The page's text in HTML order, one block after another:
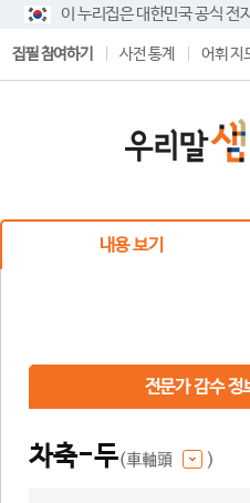
이 누리집은 대한민국 공식 전
집필 참여하기 사전 통계 어휘 지
내용 보기
전문가 감수 정
차축-두(車軸頭 )